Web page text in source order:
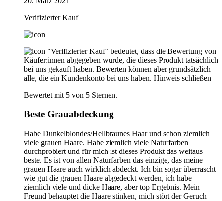
Verifizierter Kauf
"Verifizierter Kauf“ bedeutet, dass die Bewertung von
Käufer:innen abgegeben wurde, die dieses Produkt tatsächlich
bei uns gekauft haben. Bewerten können aber grundsätzlich
alle, die ein Kundenkonto bei uns haben. Hinweis schließen
Bewertet mit 5 von 5 Sternen.
Beste Grauabdeckung
Habe Dunkelblondes/Hellbraunes Haar und schon ziemlich
viele grauen Haare. Habe ziemlich viele Naturfarben
durchprobiert und für mich ist dieses Produkt das weitaus
beste. Es ist von allen Naturfarben das einzige, das meine
grauen Haare auch wirklich abdeckt. Ich bin sogar überrascht
wie gut die grauen Haare abgedeckt werden, ich habe
ziemlich viele und dicke Haare, aber top Ergebnis. Mein
Freund behauptet die Haare stinken, mich stört der Geruch